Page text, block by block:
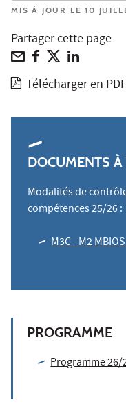
MIS À JOUR LE 10
Partager cette page
Télécharger en PDF
DOCUMENTS À
Modalités de
compétences 25/26 :
M3C - M2
PROGRAMME
Programme 26/